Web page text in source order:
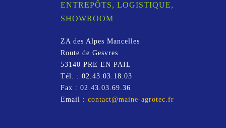
ENTREPÔTS, LOGISTIQUE,
SHOWROOM
ZA des Alpes Mancelles
Route de Gesvres
53140 PRE EN PAIL
Tél. : 02.43.03.18.03
Fax : 02.43.03.69.36
Email : contact@maine-agrotec.fr